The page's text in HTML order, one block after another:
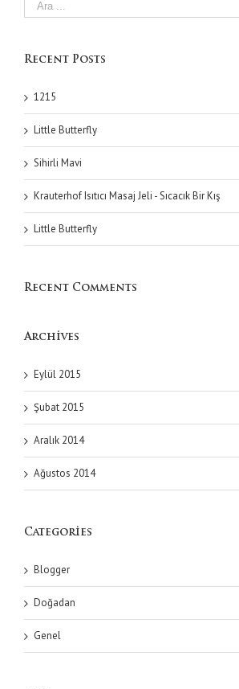
Recent Posts
1215
Little Butterfly
Sihirli Mavi
Krauterhof Isıtıcı Masaj Jeli - Sıcacık Bir Kış
Little Butterfly
Recent Comments
Archives
Eylül 2015
Şubat 2015
Aralık 2014
Ağustos 2014
Categories
Blogger
Doğadan
Genel